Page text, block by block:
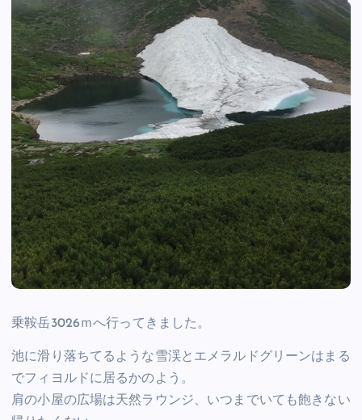
乗鞍岳3026ｍへ行ってきました。
池に滑り落ちてるような雪渓とエメラルドグリーンはまる
でフィヨルドに居るかのよう。
肩の小屋の広場は天然ラウンジ、いつまでいても飽きない